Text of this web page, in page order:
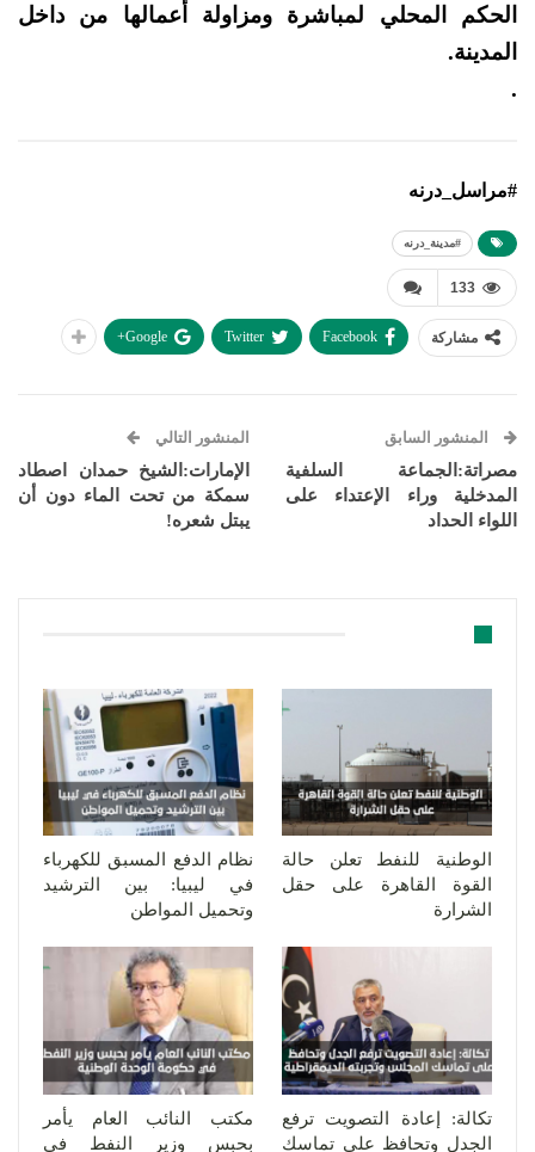
الحكم المحلي لمباشرة ومزاولة أعمالها من داخل
المدينة.
.
#مراسل_درنه
#مدينة_درنه
133
مشاركة Facebook
Twitter
Google+
المنشور السابق
مصراتة:الجماعة السلفية
المدخلية وراء الإعتداء على
اللواء الحداد
المنشور التالي
الإمارات:الشيخ حمدان اصطاد
سمكة من تحت الماء دون أن
يبتل شعره!
الوطنية للنفط تعلن حالة
القوة القاهرة على حقل
الشرارة
نظام الدفع المسبق للكهرباء
في ليبيا: بين الترشيد
وتحميل المواطن
تكالة: إعادة التصويت ترفع
الجدل وتحافظ على تماسك
مكتب النائب العام يأمر
بحبس وزير النفط في